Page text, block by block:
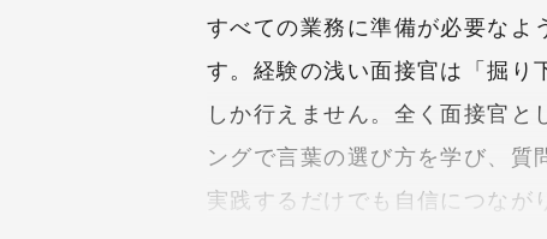
すべての業務に準備が必要なよ
す。経験の浅い面接官は「掘り
しか行えません。全く面接官と
ングで言葉の選び方を学び、質
実践するだけでも自信につなが